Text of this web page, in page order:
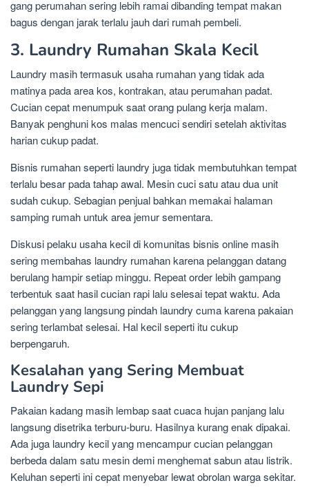
gang perumahan sering lebih ramai dibanding tempat makan
bagus dengan jarak terlalu jauh dari rumah pembeli.
3. Laundry Rumahan Skala Kecil
Laundry masih termasuk usaha rumahan yang tidak ada
matinya pada area kos, kontrakan, atau perumahan padat.
Cucian cepat menumpuk saat orang pulang kerja malam.
Banyak penghuni kos malas mencuci sendiri setelah aktivitas
harian cukup padat.
Bisnis rumahan seperti laundry juga tidak membutuhkan tempat
terlalu besar pada tahap awal. Mesin cuci satu atau dua unit
sudah cukup. Sebagian penjual bahkan memakai halaman
samping rumah untuk area jemur sementara.
Diskusi pelaku usaha kecil di komunitas bisnis online masih
sering membahas laundry rumahan karena pelanggan datang
berulang hampir setiap minggu. Repeat order lebih gampang
terbentuk saat hasil cucian rapi lalu selesai tepat waktu. Ada
pelanggan yang langsung pindah laundry cuma karena pakaian
sering terlambat selesai. Hal kecil seperti itu cukup
berpengaruh.
Kesalahan yang Sering Membuat
Laundry Sepi
Pakaian kadang masih lembap saat cuaca hujan panjang lalu
langsung disetrika terburu-buru. Hasilnya kurang enak dipakai.
Ada juga laundry kecil yang mencampur cucian pelanggan
berbeda dalam satu mesin demi menghemat sabun atau listrik.
Keluhan seperti ini cepat menyebar lewat obrolan warga sekitar.